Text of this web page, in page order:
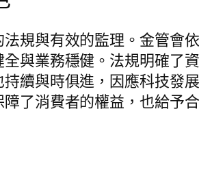
規與有效的監理。金管會
與業務穩健。法規明確了
續與時俱進，因應科技發
了消費者的權益，也給予